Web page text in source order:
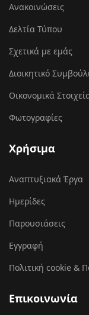
Ανακοινώσεις
Δελτία Τύπου
Σχετικά με εμάς
Διοικητικό
Οικονομικά
Φωτογραφίες
Χρήσιμα
Αναπτυξιακά Έργα
Ημερίδες
Παρουσιάσεις
Εγγραφή
Πολιτική cookie &
Επικοινωνία